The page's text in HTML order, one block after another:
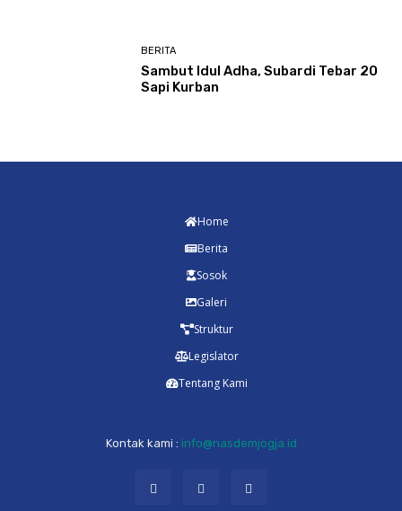
BERITA
Sambut Idul Adha, Subardi Tebar 20
Sapi Kurban
Home
Berita
Sosok
Galeri
Struktur
Legislator
Tentang Kami
Kontak kami : info@nasdemjogja.id